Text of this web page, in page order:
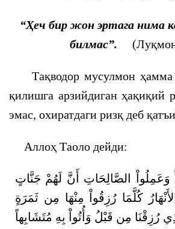
“Ҳеч бир жон эртага нима
билмас”.
Тақводор мусулмон ҳамма
қилишга арзийдиган ҳақиқий
эмас, охиратдаги ризқ деб
Аллоҳ Таоло дейди:
وَعَمِلُواْ الصَّالِحَاتِ أَنَّ لَهُمْ جَنَّاتٍ
كُلَّمَا رُزِقُواْ مِنْهَا مِن ثَمَرَةٍ
رُزِقْنَا مِن قَبْلُ وَأُتُواْ بِهِ مُتَشَابِهاً